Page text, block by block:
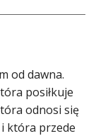
od dawna.
posiłkuje
odnosi się
która przede